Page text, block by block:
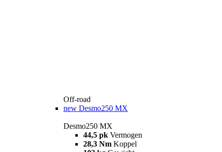
Off-road
new Desmo250 MX
Desmo250 MX
44,5 pk Vermogen
28,3 Nm Koppel